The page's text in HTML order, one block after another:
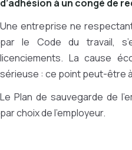
d’adhésion à un congé de
Une entreprise ne
par le Code du travail,
licenciements. La cause
sérieuse : ce point peut-être
Le Plan de sauvegarde de
par choix de l’employeur.